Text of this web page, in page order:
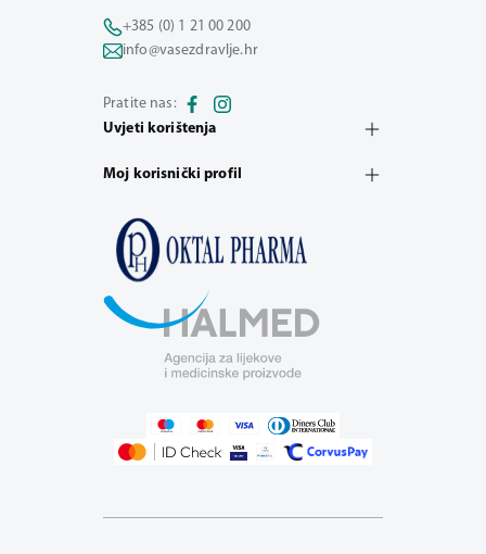
+385 (0) 1 21 00 200
info@vasezdravlje.hr
Pratite nas:
Uvjeti korištenja
Moj korisnički profil